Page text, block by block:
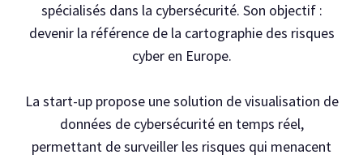
spécialisés dans la cybersécurité. Son objectif :
devenir la référence de la cartographie des risques
cyber en Europe.
La start-up propose une solution de visualisation de
données de cybersécurité en temps réel,
permettant de surveiller les risques qui menacent